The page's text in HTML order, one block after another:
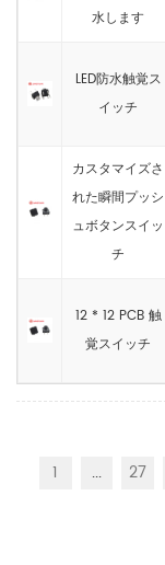
水します
LED防水触覚ス
イッチ
カスタマイズさ
れた瞬間プッシ
ュボタンスイッ
チ
12 * 12 PCB 触
覚スイッチ
1 ... 27